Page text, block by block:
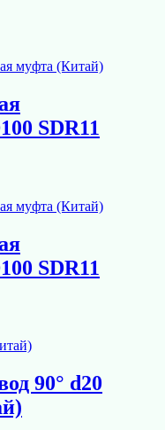
SDR11
SDR11
90° d20